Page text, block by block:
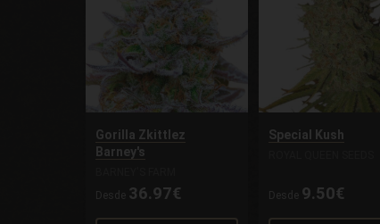
Gorilla Zkittlez
Barney's
Desde 36.97€
Special Kush
Desde 9.50€